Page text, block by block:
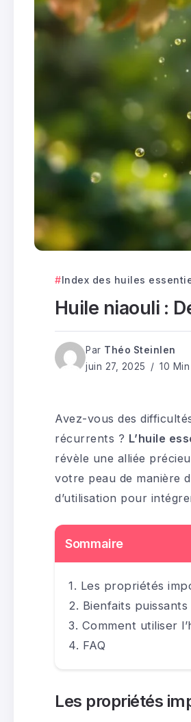
Index des huiles
Huile niaouli :
Par Théo Steinlen
juin 27, 2025
10 Min
Avez-vous des
récurrents ? L’huile
révèle une alliée
votre peau de manière
d’utilisation pour
Sommaire
Les propriétés
Bienfaits
Comment utiliser
FAQ
Les propriétés